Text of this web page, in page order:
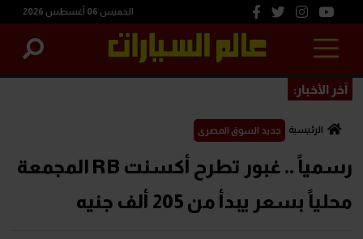
الخميس 06 أغسطس 2026
آخر الأخبار:
الرئيسية جديد السوق المصرى
رسمياً .. غبور تطرح أكسنت RB المجمعة
محلياً بسعر يبدأ من 205 ألف جنيه